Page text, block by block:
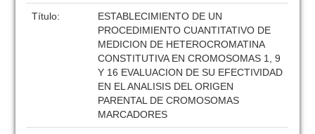
Título:
ESTABLECIMIENTO DE UN
PROCEDIMIENTO CUANTITATIVO DE
MEDICION DE HETEROCROMATINA
CONSTITUTIVA EN CROMOSOMAS 1, 9
Y 16 EVALUACION DE SU EFECTIVIDAD
EN EL ANALISIS DEL ORIGEN
PARENTAL DE CROMOSOMAS
MARCADORES